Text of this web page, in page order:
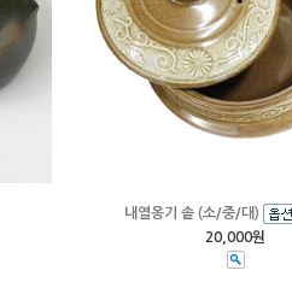
내열옹기 솥 (소/중/대)
20,000원